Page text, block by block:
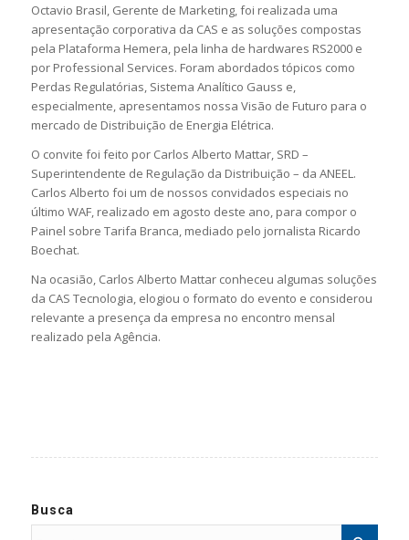
Octavio Brasil, Gerente de Marketing, foi realizada uma
apresentação corporativa da CAS e as soluções compostas
pela Plataforma Hemera, pela linha de hardwares RS2000 e
por Professional Services. Foram abordados tópicos como
Perdas Regulatórias, Sistema Analítico Gauss e,
especialmente, apresentamos nossa Visão de Futuro para o
mercado de Distribuição de Energia Elétrica.
O convite foi feito por Carlos Alberto Mattar, SRD –
Superintendente de Regulação da Distribuição – da ANEEL.
Carlos Alberto foi um de nossos convidados especiais no
último WAF, realizado em agosto deste ano, para compor o
Painel sobre Tarifa Branca, mediado pelo jornalista Ricardo
Boechat.
Na ocasião, Carlos Alberto Mattar conheceu algumas soluções
da CAS Tecnologia, elogiou o formato do evento e considerou
relevante a presença da empresa no encontro mensal
realizado pela Agência.
Busca